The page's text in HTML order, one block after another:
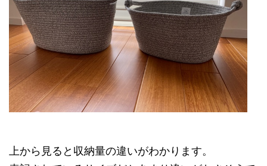
上から見ると収納量の違いがわかります。